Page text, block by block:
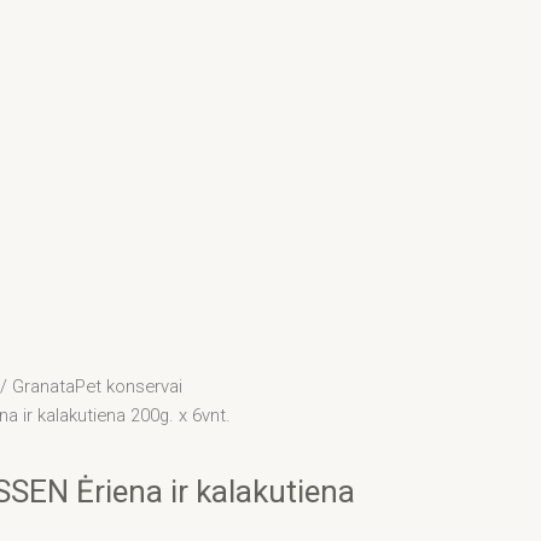
/ GranataPet konservai
ir kalakutiena 200g. x 6vnt.
Ėriena ir kalakutiena